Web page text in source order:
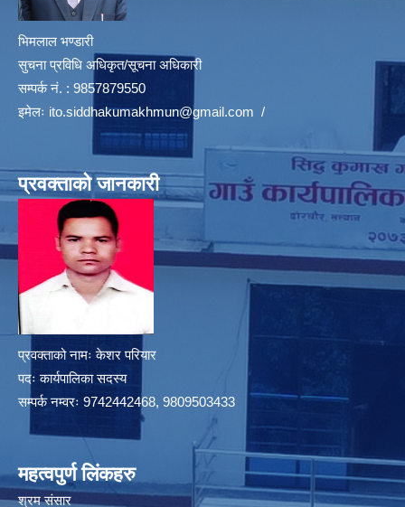
भिमलाल भण्डारी
सुचना प्रविधि अधिकृत/सूचना अधिकारी
सम्पर्क नं. : 9857879550
इमेलः ito.siddhakumakhmun@gmail.com /
प्रवक्ताको जानकारी
प्रवक्ताको नामः केशर परियार
पदः कार्यपालिका सदस्य
सम्पर्क नम्वरः 9742442468, 9809503433
महत्वपुर्ण लिंकहरु
श्रम संसार